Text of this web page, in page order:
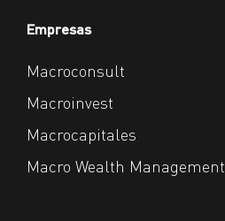
Empresas
Macroconsult
Macroinvest
Macrocapitales
Macro Wealth Management